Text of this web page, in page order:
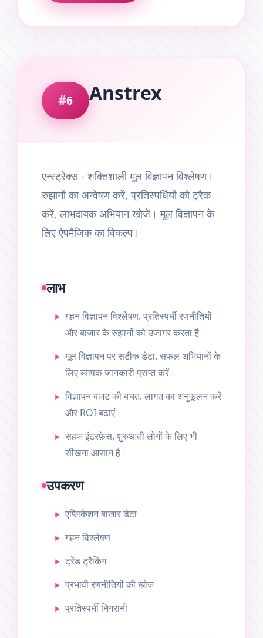
6 Anstrex
एन्स्ट्रेक्स - शक्तिशाली मूल विज्ञापन विश्लेषण।
रुझानों का अन्वेषण करें, प्रतिस्पर्धियों को ट्रैक
करें, लाभदायक अभियान खोजें। मूल विज्ञापन के
लिए ऐपमैजिक का विकल्प।
लाभ
गहन विज्ञापन विश्लेषण. प्रतिस्पर्धी रणनीतियों
और बाजार के रुझानों को उजागर करता है।
मूल विज्ञापन पर सटीक डेटा. सफल अभियानों के
लिए व्यापक जानकारी प्राप्त करें।
विज्ञापन बजट की बचत. लागत का अनुकूलन करें
और ROI बढ़ाएं।
सहज इंटरफ़ेस. शुरुआती लोगों के लिए भी
सीखना आसान है।
उपकरण
एप्लिकेशन बाजार डेटा
गहन विश्लेषण
ट्रेंड ट्रैकिंग
प्रभावी रणनीतियों की खोज
प्रतिस्पर्धी निगरानी